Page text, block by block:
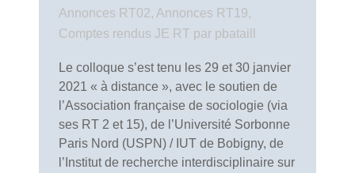
Annonces RT02, Annonces RT19,
Comptes rendus JE RT par pbataill
Le colloque s’est tenu les 29 et 30 janvier
2021 « à distance », avec le soutien de
l’Association française de sociologie (via
ses RT 2 et 15), de l’Université Sorbonne
Paris Nord (USPN) / IUT de Bobigny, de
l’Institut de recherche interdisciplinaire sur